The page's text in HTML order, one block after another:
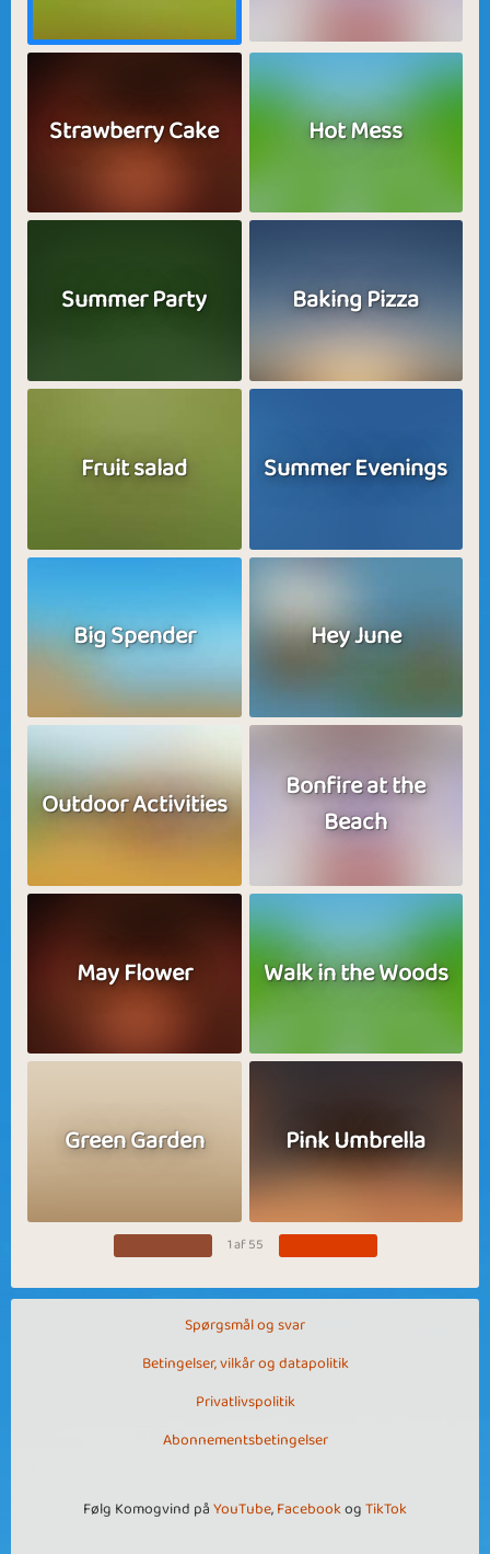
Strawberry Cake Hot Mess
Summer Party Baking Pizza
Fruit salad Summer Evenings
Big Spender Hey June
Outdoor Activities
Bonfire at the
Beach
May Flower Walk in the Woods
Green Garden Pink Umbrella
1 af 55
Spørgsmål og svar
Betingelser, vilkår og datapolitik
Privatlivspolitik
Abonnementsbetingelser
Følg Komogvind påYouTube,FacebookogTikTok